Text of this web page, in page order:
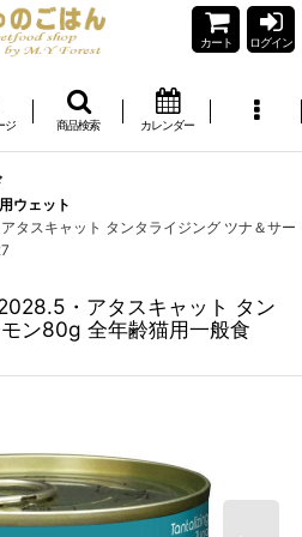
カート ログイン
ジ 商品検索 カレンダー
ウェット
タスキャット タンタライジング ツナ＆サー
・アタスキャット タン
ン80g 全年齢猫用一般食